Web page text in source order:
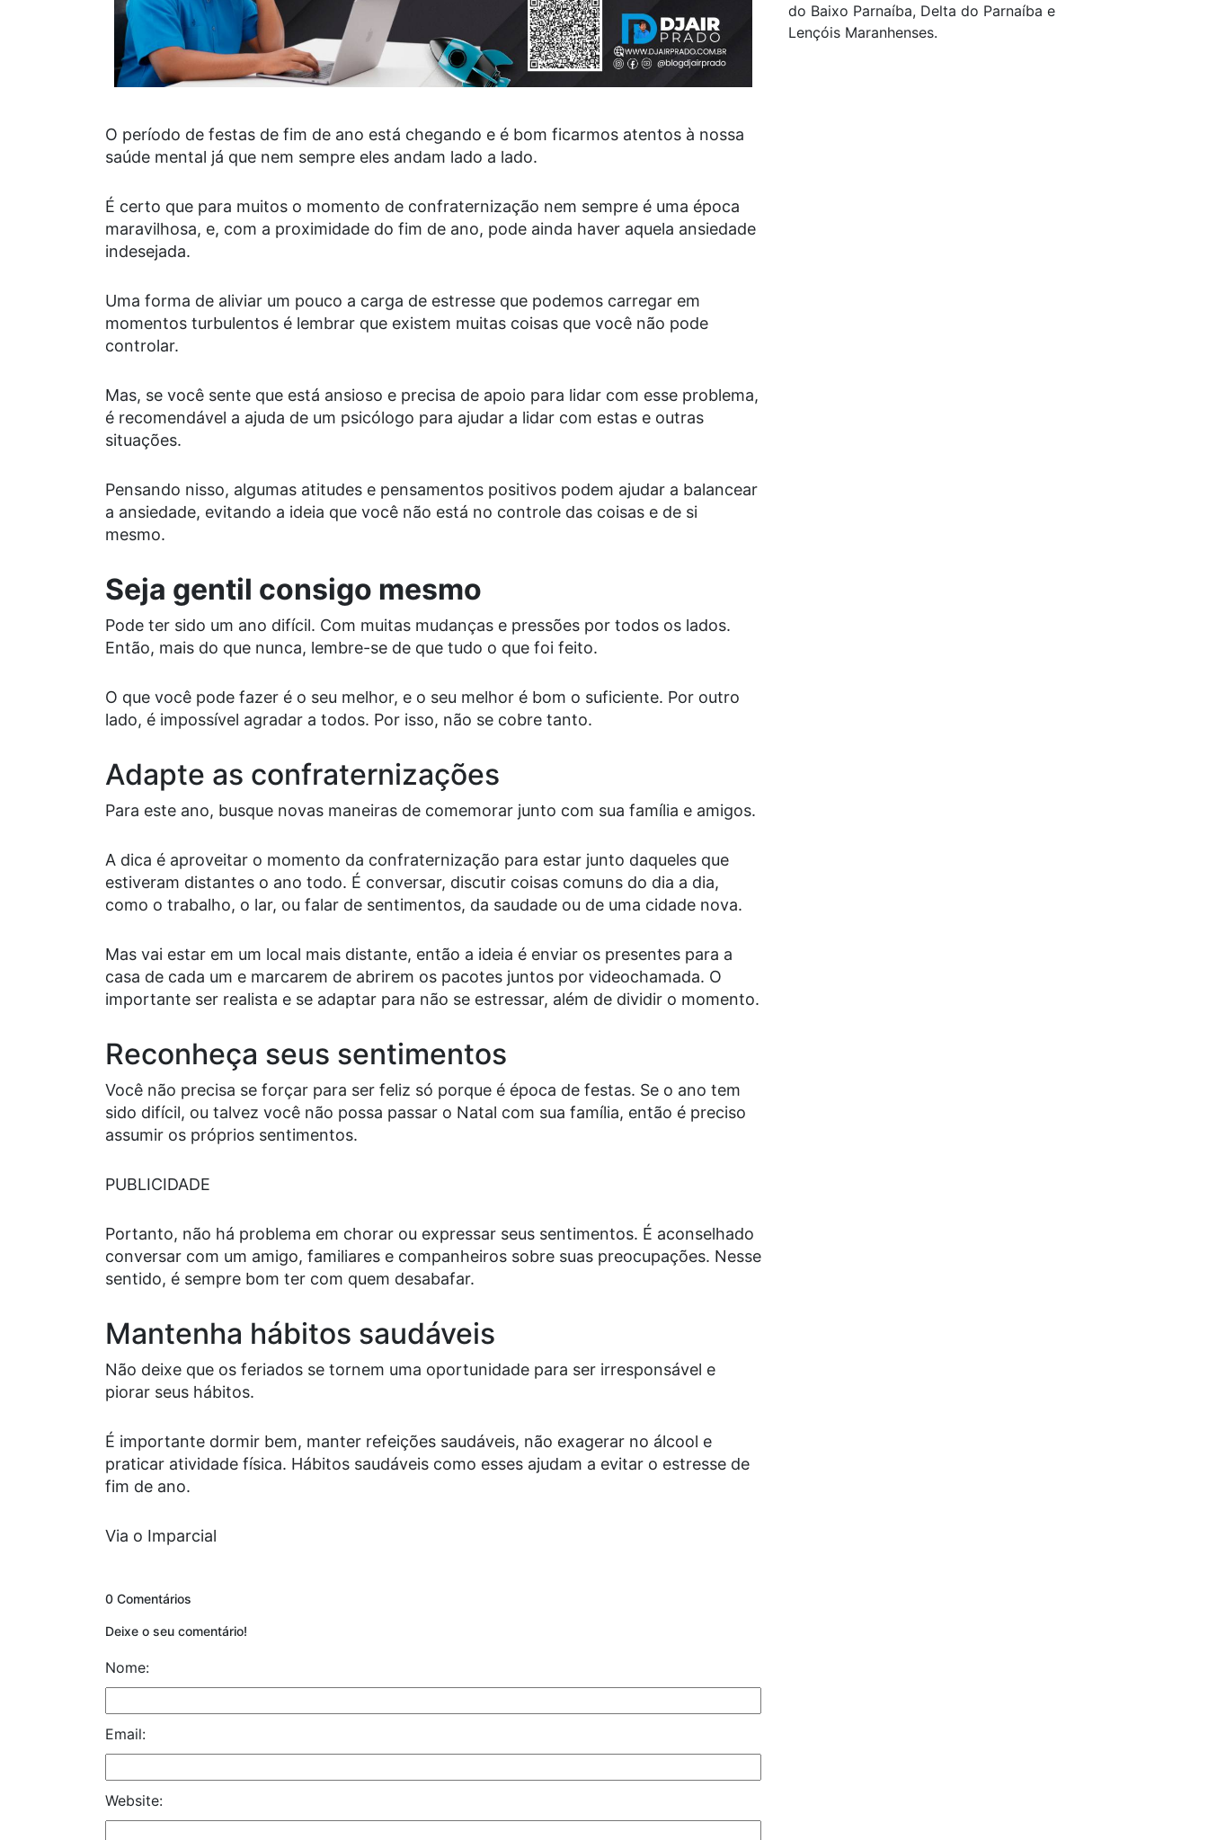
O período de festas de fim de ano está chegando e é bom ficarmos atentos à nossa
saúde mental já que nem sempre eles andam lado a lado.
É certo que para muitos o momento de confraternização nem sempre é uma época
maravilhosa, e, com a proximidade do fim de ano, pode ainda haver aquela ansiedade
indesejada.
Uma forma de aliviar um pouco a carga de estresse que podemos carregar em
momentos turbulentos é lembrar que existem muitas coisas que você não pode
controlar.
Mas, se você sente que está ansioso e precisa de apoio para lidar com esse problema,
é recomendável a ajuda de um psicólogo para ajudar a lidar com estas e outras
situações.
Pensando nisso, algumas atitudes e pensamentos positivos podem ajudar a balancear
a ansiedade, evitando a ideia que você não está no controle das coisas e de si
mesmo.
Seja gentil consigo mesmo
Pode ter sido um ano difícil. Com muitas mudanças e pressões por todos os lados.
Então, mais do que nunca, lembre-se de que tudo o que foi feito.
O que você pode fazer é o seu melhor, e o seu melhor é bom o suficiente. Por outro
lado, é impossível agradar a todos. Por isso, não se cobre tanto.
Adapte as confraternizações
Para este ano, busque novas maneiras de comemorar junto com sua família e amigos.
A dica é aproveitar o momento da confraternização para estar junto daqueles que
estiveram distantes o ano todo. É conversar, discutir coisas comuns do dia a dia,
como o trabalho, o lar, ou falar de sentimentos, da saudade ou de uma cidade nova.
Mas vai estar em um local mais distante, então a ideia é enviar os presentes para a
casa de cada um e marcarem de abrirem os pacotes juntos por videochamada. O
importante ser realista e se adaptar para não se estressar, além de dividir o momento.
Reconheça seus sentimentos
Você não precisa se forçar para ser feliz só porque é época de festas. Se o ano tem
sido difícil, ou talvez você não possa passar o Natal com sua família, então é preciso
assumir os próprios sentimentos.
PUBLICIDADE
Portanto, não há problema em chorar ou expressar seus sentimentos. É aconselhado
conversar com um amigo, familiares e companheiros sobre suas preocupações. Nesse
sentido, é sempre bom ter com quem desabafar.
Mantenha hábitos saudáveis
Não deixe que os feriados se tornem uma oportunidade para ser irresponsável e
piorar seus hábitos.
É importante dormir bem, manter refeições saudáveis, não exagerar no álcool e
praticar atividade física. Hábitos saudáveis como esses ajudam a evitar o estresse de
fim de ano.
Via o Imparcial
0 Comentários
Deixe o seu comentário!
Nome:
Email:
Website:
do Baixo Parnaíba, Delta do Parnaíba e
Lençóis Maranhenses.